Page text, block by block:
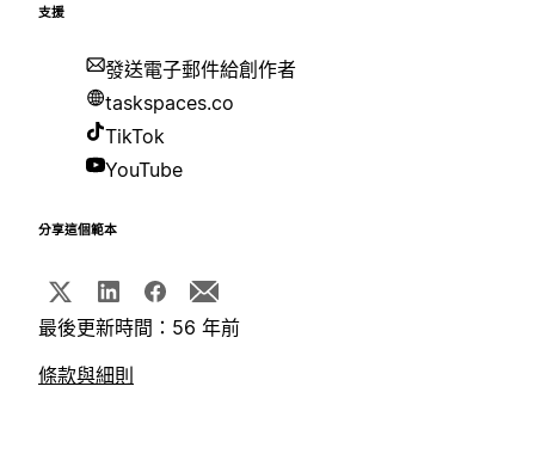
支援
發送電子郵件給創作者
taskspaces.co
TikTok
YouTube
分享這個範本
最後更新時間：56 年前
條款與細則